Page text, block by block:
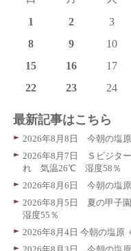
1
2 3
8
9 10
15
16 17
22
23 24
最新記事はこちら
2026年8月8日 今朝の
2026年8月7日 Ｓビジタ
れ 気温26℃ 湿度58％
2026年8月6日 今朝の
2026年8月5日 夏の甲
湿度55％
2026年8月4日 今朝の塩原